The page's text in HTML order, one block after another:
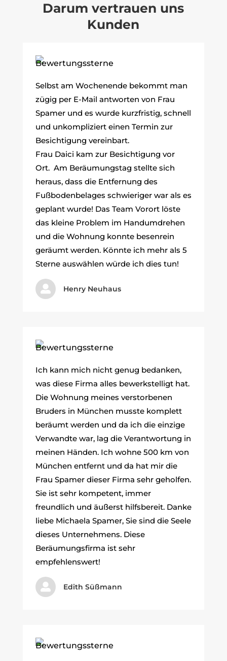
Darum vertrauen uns
Kunden
Selbst am Wochenende bekommt man
zügig per E-Mail antworten von Frau
Spamer und es wurde kurzfristig, schnell
und unkompliziert einen Termin zur
Besichtigung vereinbart.
Frau Daici kam zur Besichtigung vor
Ort. Am Beräumungstag stellte sich
heraus, dass die Entfernung des
Fußbodenbelages schwieriger war als es
geplant wurde! Das Team Vorort löste
das kleine Problem im Handumdrehen
und die Wohnung konnte besenrein
geräumt werden. Könnte ich mehr als 5
Sterne auswählen würde ich dies tun!
 Henry Neuhaus
Ich kann mich nicht genug bedanken,
was diese Firma alles bewerkstelligt hat.
Die Wohnung meines verstorbenen
Bruders in München musste komplett
beräumt werden und da ich die einzige
Verwandte war, lag die Verantwortung in
meinen Händen. Ich wohne 500 km von
München entfernt und da hat mir die
Frau Spamer dieser Firma sehr geholfen.
Sie ist sehr kompetent, immer
freundlich und äußerst hilfsbereit. Danke
liebe Michaela Spamer, Sie sind die Seele
dieses Unternehmens. Diese
Beräumungsfirma ist sehr
empfehlenswert!
 Edith Süßmann